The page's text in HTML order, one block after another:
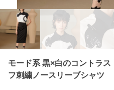
モード系 黒×白のコントラ
フ刺繍ノースリーブシャツ